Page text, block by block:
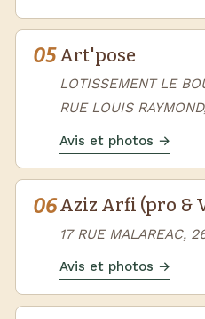
05 Art'pose
LOTISSEMENT LE
RUE LOUIS
Avis et photos →
06Aziz Arfi (pro &
17 RUE MALAREAC,
Avis et photos →